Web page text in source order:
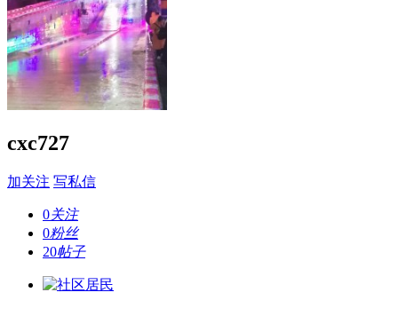
cxc727
加关注 写私信
0关注
0粉丝
20帖子